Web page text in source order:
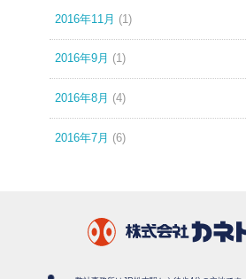
2016年11月 (1)
2016年9月 (1)
2016年8月 (4)
2016年7月 (6)